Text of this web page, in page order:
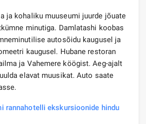
ja kohaliku muuseumi juurde jõuate
minutiga. Damlatashi koobas
autosõidu kaugusel ja
kaugusel. Hubane restoran
ja Vahemere köögist. Aeg-ajalt
elavat muusikat. Auto saate
rannahotelli ekskursioonide hindu